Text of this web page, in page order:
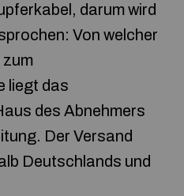
darum wird
Von welcher
liegt das
des Abnehmers
Der Versand
Deutschlands und